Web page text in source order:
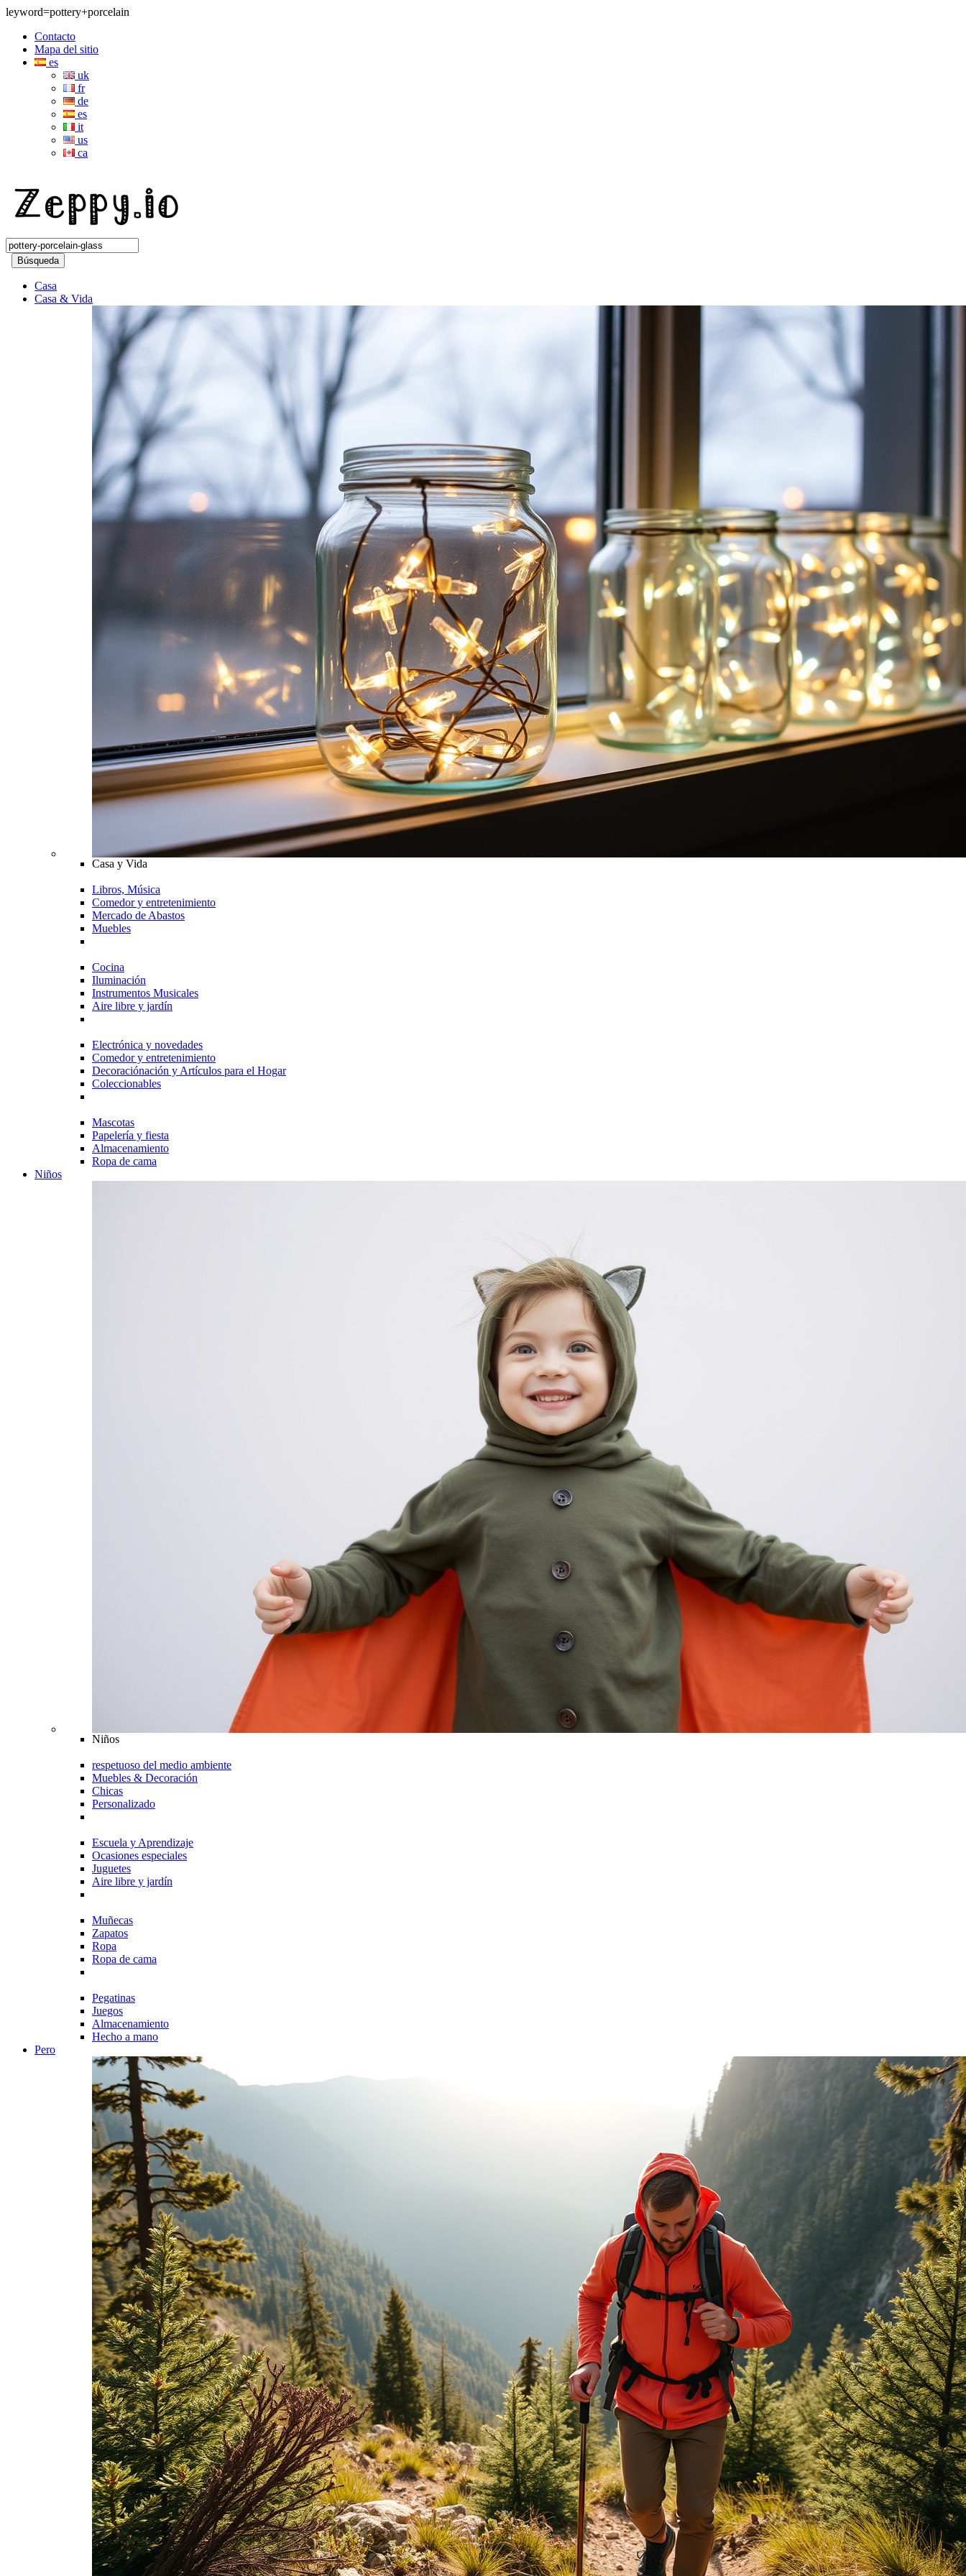
leyword=pottery+porcelain
Contacto
Mapa del sitio
es
uk
fr
de
es
it
us
ca
Búsqueda
Casa
Casa & Vida
Casa y Vida
Libros, Música
Comedor y entretenimiento
Mercado de Abastos
Muebles
Cocina
Iluminación
Instrumentos Musicales
Aire libre y jardín
Electrónica y novedades
Comedor y entretenimiento
Decoraciónación y Artículos para el Hogar
Coleccionables
Mascotas
Papelería y fiesta
Almacenamiento
Ropa de cama
Niños
Niños
respetuoso del medio ambiente
Muebles & Decoración
Chicas
Personalizado
Escuela y Aprendizaje
Ocasiones especiales
Juguetes
Aire libre y jardín
Muñecas
Zapatos
Ropa
Ropa de cama
Pegatinas
Juegos
Almacenamiento
Hecho a mano
Pero